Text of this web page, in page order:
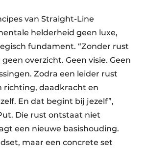
van Straight-Line
helderheid geen luxe,
fundament. “Zonder rust
overzicht. Geen visie. Geen
Zodra een leider rust
richting, daadkracht en
En dat begint bij jezelf”,
Die rust ontstaat niet
een nieuwe basishouding.
maar een concrete set